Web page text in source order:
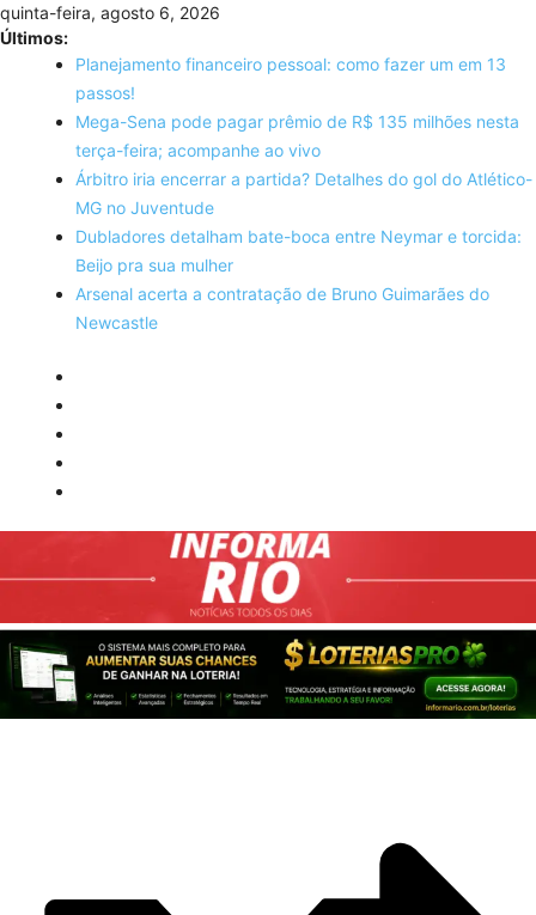
Skip
to
content
quinta-feira, agosto 6, 2026
Últimos:
Planejamento financeiro pessoal: como fazer um em 13
passos!
Mega-Sena pode pagar prêmio de R$ 135 milhões nesta
terça-feira; acompanhe ao vivo
Árbitro iria encerrar a partida? Detalhes do gol do Atlético-
MG no Juventude
Dubladores detalham bate-boca entre Neymar e torcida:
Beijo pra sua mulher
Arsenal acerta a contratação de Bruno Guimarães do
Newcastle